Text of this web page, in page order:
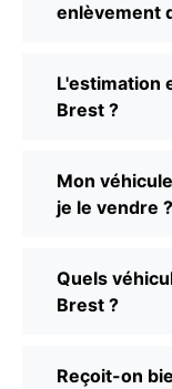
enlèvement
L'estimation
Brest ?
Mon
je le vendre ?
Quels
Brest ?
Reçoit-on